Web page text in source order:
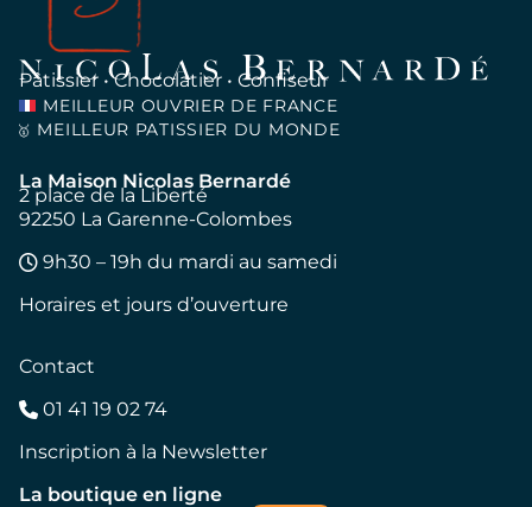
Pâtissier • Chocolatier • Confiseur
MEILLEUR OUVRIER DE FRANCE
🥇 MEILLEUR PATISSIER DU MONDE
La Maison Nicolas Bernardé
2 place de la Liberté
92250 La Garenne-Colombes
9h30 – 19h du mardi au samedi
Horaires et jours d’ouverture
Contact
01 41 19 02 74
Inscription à la Newsletter
La boutique en ligne